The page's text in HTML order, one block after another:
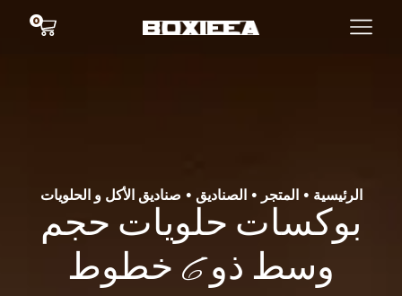
0
الرئيسية • المتجر • الصناديق • صناديق الأكل و الحلويات
بوكسات حلويات حجم
وسط ذو 6 خطوط